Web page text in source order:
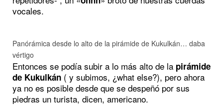
vocales.
Panórámica desde lo alto de la pirámide de Kukulkán… daba
vértigo
Entonces se podía subir a lo más alto de la pirámide
de Kukulkán ( y subimos, ¿what else?), pero ahora
ya no es posible desde que se despeñó por sus
piedras un turista, dicen, americano.